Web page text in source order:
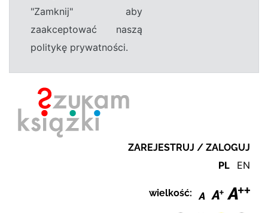
"Zamknij" aby
zaakceptować naszą
politykę prywatności.
ZAREJESTRUJ / ZALOGUJ
PL EN
wielkość: